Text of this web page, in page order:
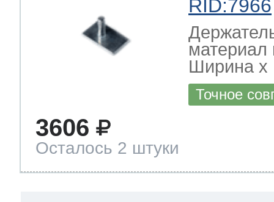
RID:7966
Ширина х
Точное
3606
Осталось 2 штуки